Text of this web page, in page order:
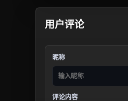
用户评论
昵称
评论内容